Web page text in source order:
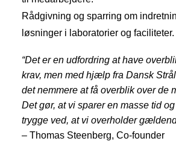
Rådgivning og sparring om
løsninger i laboratorier og faciliteter.
“Det er en udfordring at have
krav, men med hjælp fra Dansk
det nemmere at få overblik over de
Det gør, at vi sparer en masse tid
trygge ved, at vi overholder
– Thomas Steenberg, Co-founder